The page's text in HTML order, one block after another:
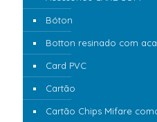
Bóton
Botton resinado com
Card PVC
Cartão
Cartão Chips Mifare